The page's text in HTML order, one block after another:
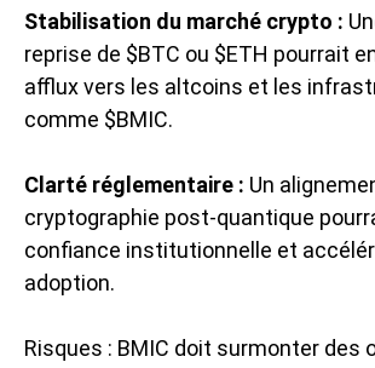
Stabilisation du marché crypto :
reprise de $BTC ou $ETH pourrait
afflux vers les altcoins et les
comme $BMIC.
Clarté réglementaire : Un
cryptographie post-quantique
confiance institutionnelle et
adoption.
Risques : BMIC doit surmonter des